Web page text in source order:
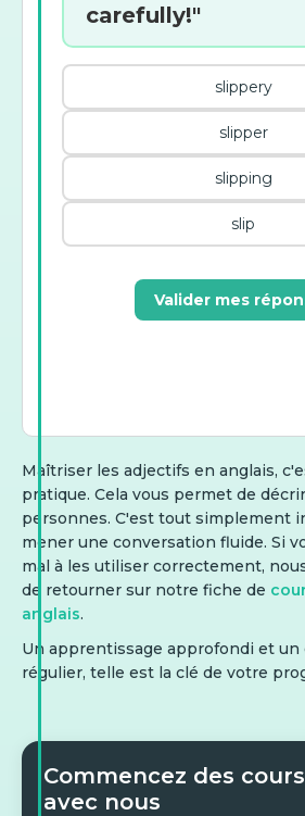
carefully!"
slippery
slipper
slipping
slip
Valider mes
Maîtriser les adjectifs en anglais,
pratique. Cela vous permet de
personnes. C'est tout simplement
mener une conversation fluide. Si
mal à les utiliser correctement,
de retourner sur notre fiche de
anglais.
Un apprentissage approfondi et
régulier, telle est la clé de votre
Commencez des
avec nous